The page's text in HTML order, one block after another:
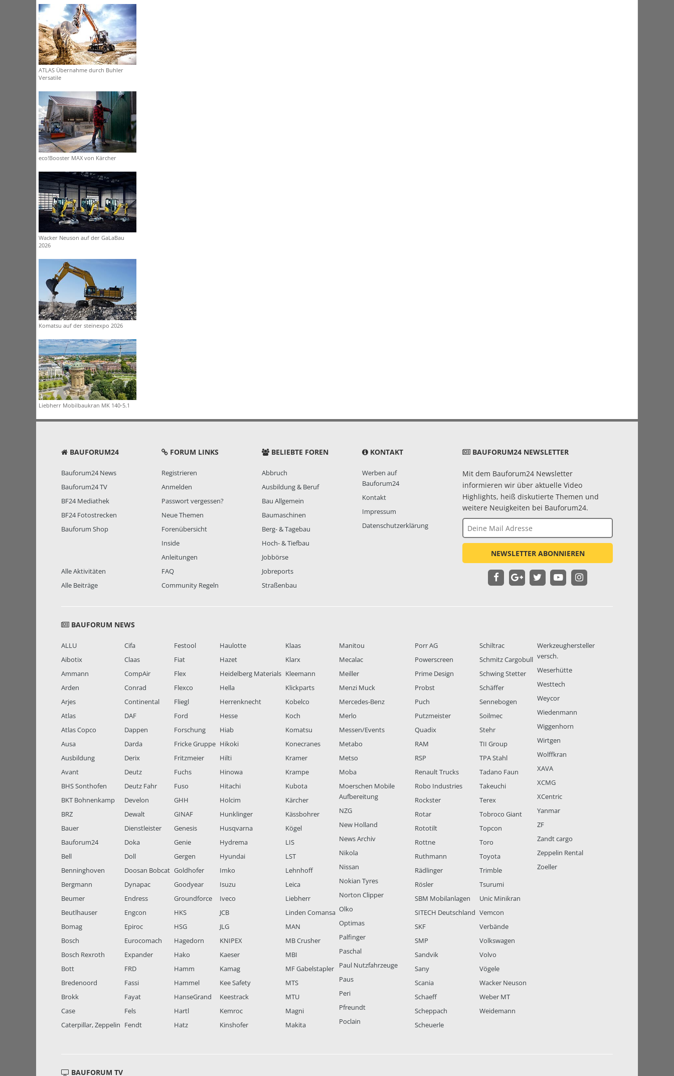
ATLAS Übernahme durch Buhler
Versatile
eco!Booster MAX von Kärcher
Wacker Neuson auf der GaLaBau
2026
Komatsu auf der steinexpo 2026
Liebherr Mobilbaukran MK 140-5.1
BAUFORUM24
Bauforum24 News
Bauforum24 TV
BF24 Mediathek
BF24 Fotostrecken
Bauforum Shop
Alle Aktivitäten
Alle Beiträge
FORUM LINKS
Registrieren
Anmelden
Passwort vergessen?
Neue Themen
Forenübersicht
Inside
Anleitungen
FAQ
Community Regeln
BELIEBTE FOREN
Abbruch
Ausbildung & Beruf
Bau Allgemein
Baumaschinen
Berg- & Tagebau
Hoch- & Tiefbau
Jobbörse
Jobreports
Straßenbau
KONTAKT
Werben auf
Bauforum24
Kontakt
Impressum
Datenschutzerklärung
BAUFORUM24 NEWSLETTER
Mit dem Bauforum24 Newsletter
informieren wir über aktuelle Video
Highlights, heiß diskutierte Themen und
weitere Neuigkeiten bei Bauforum24.
NEWSLETTER ABONNIEREN
BAUFORUM NEWS
ALLU
Aibotix
Ammann
Arden
Arjes
Atlas
Atlas Copco
Ausa
Ausbildung
Avant
BHS Sonthofen
BKT Bohnenkamp
BRZ
Bauer
Bauforum24
Bell
Benninghoven
Bergmann
Beumer
Beutlhauser
Bomag
Bosch
Bosch Rexroth
Bott
Bredenoord
Brokk
Case
Caterpillar, Zeppelin
Cifa
Claas
CompAir
Conrad
Continental
DAF
Dappen
Darda
Derix
Deutz
Deutz Fahr
Develon
Dewalt
Dienstleister
Doka
Doll
Doosan Bobcat
Dynapac
Endress
Engcon
Epiroc
Eurocomach
Expander
FRD
Fassi
Fayat
Fels
Fendt
Festool
Fiat
Flex
Flexco
Fliegl
Ford
Forschung
Fricke Gruppe
Fritzmeier
Fuchs
Fuso
GHH
GINAF
Genesis
Genie
Gergen
Goldhofer
Goodyear
Groundforce
HKS
HSG
Hagedorn
Hako
Hamm
Hammel
HanseGrand
Hartl
Hatz
Haulotte
Hazet
Heidelberg Materials
Hella
Herrenknecht
Hesse
Hiab
Hikoki
Hilti
Hinowa
Hitachi
Holcim
Hunklinger
Husqvarna
Hydrema
Hyundai
Imko
Isuzu
Iveco
JCB
JLG
KNIPEX
Kaeser
Kamag
Kee Safety
Keestrack
Kemroc
Kinshofer
Klaas
Klarx
Kleemann
Klickparts
Kobelco
Koch
Komatsu
Konecranes
Kramer
Krampe
Kubota
Kärcher
Kässbohrer
Kögel
LIS
LST
Lehnhoff
Leica
Liebherr
Linden Comansa
MAN
MB Crusher
MBI
MF Gabelstapler
MTS
MTU
Magni
Makita
Manitou
Mecalac
Meiller
Menzi Muck
Mercedes-Benz
Merlo
Messen/Events
Metabo
Metso
Moba
Moerschen Mobile
Aufbereitung
NZG
New Holland
News Archiv
Nikola
Nissan
Nokian Tyres
Norton Clipper
Olko
Optimas
Palfinger
Paschal
Paul Nutzfahrzeuge
Paus
Peri
Pfreundt
Poclain
Porr AG
Powerscreen
Prime Design
Probst
Puch
Putzmeister
Quadix
RAM
RSP
Renault Trucks
Robo Industries
Rockster
Rotar
Rototilt
Rottne
Ruthmann
Rädlinger
Rösler
SBM Mobilanlagen
SITECH Deutschland
SKF
SMP
Sandvik
Sany
Scania
Schaeff
Scheppach
Scheuerle
Schiltrac
Schmitz Cargobull
Schwing Stetter
Schäffer
Sennebogen
Soilmec
Stehr
TII Group
TPA Stahl
Tadano Faun
Takeuchi
Terex
Tobroco Giant
Topcon
Toro
Toyota
Trimble
Tsurumi
Unic Minikran
Vemcon
Verbände
Volkswagen
Volvo
Vögele
Wacker Neuson
Weber MT
Weidemann
Werkzeughersteller
versch.
Weserhütte
Westtech
Weycor
Wiedenmann
Wiggenhorn
Wirtgen
Wolffkran
XAVA
XCMG
XCentric
Yanmar
ZF
Zandt cargo
Zeppelin Rental
Zoeller
BAUFORUM TV